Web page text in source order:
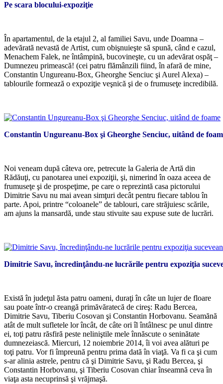
Pe scara blocului-expoziţie
În apartamentul, de la etajul 2, al familiei Savu, unde Doamna –
adevărată nevastă de Artist, cum obişnuieşte să spună, când e cazul,
Menachem Falek, ne întâmpină, bucovineşte, cu un adevărat ospăţ –
Dumnezeu primească! (cei patru flămânzili fiind, în afară de mine,
Constantin Ungureanu-Box, Gheorghe Senciuc şi Aurel Alexa) –
tablourile formează o expoziţie veşnică şi de o frumuseţe incredibilă.
Constantin Ungureanu-Box şi Gheorghe Senciuc, uitând de
Noi veneam după câteva ore, petrecute la Galeria de Artă din
Rădăuţi, cu panotarea unei expoziţii, şi, nimerind în oaza aceea de
frumuseţe şi de prospeţime, pe care o reprezintă casa pictorului
Dimitrie Savu nu mai avean simţuri decât pentru fiecare tablou în
parte. Apoi, printre “coloanele” de tablouri, care străjuiesc scările,
am ajuns la mansardă, unde stau stivuite sau expuse sute de lucrări.
Dimitrie Savu, încredinţându-ne lucrările pentru expoziţia
Există în judeţul ăsta patru oameni, duraţi în câte un lujer de floare
sau poate într-o creangă primăvăratecă de cireş: Radu Bercea,
Dimitrie Savu, Tiberiu Cosovan şi Constantin Horbovanu. Seamănă
atât de mult sufletele lor încât, de câte ori îl întâlnesc pe unul dintre
ei, toţi patru răsfiră peste neliniştile mele înnăscute o seninătate
dumnezeiască. Miercuri, 12 noiembrie 2014, îi voi avea alături pe
toţi patru. Vor fi împreună pentru prima dată în viaţă. Va fi ca şi cum
s-ar alinia astrele, pentru că şi Dimitrie Savu, şi Radu Bercea, şi
Constantin Horbovanu, şi Tiberiu Cosovan chiar înseamnă ceva în
viaţa asta necuprinsă şi vrăjmaşă.